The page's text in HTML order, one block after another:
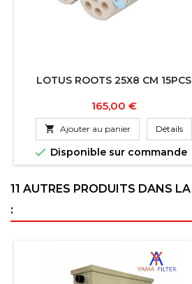
LOTUS ROOTS 25X8 CM 15PCS
Prix
165,00 €
 Ajouter au panier Détails
 Disponible sur commande
11 AUTRES PRODUITS DANS
: